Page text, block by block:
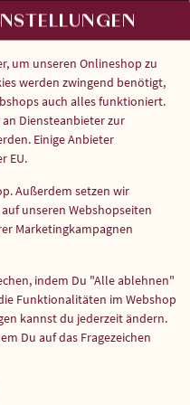
um unseren Onlineshop zu
werden zwingend benötigt,
auch alles funktioniert.
Diensteanbieter zur
Einige Anbieter
EU.
Außerdem setzen wir
unseren Webshopseiten
Marketingkampagnen
indem Du "Alle ablehnen"
Funktionalitäten im Webshop
kannst du jederzeit ändern.
Du auf das Fragezeichen
NAAN